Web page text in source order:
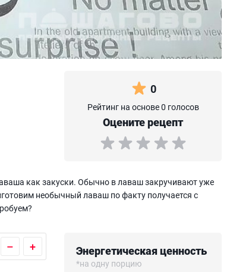
0
Рейтинг на основе 0 голосов
Оцените рецепт
как закуски. Обычно в лаваш закручивают уже
необычный лаваш по факту получается с
– + Энергетическая ценность
*на одну порцию